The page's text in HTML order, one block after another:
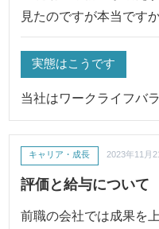
見たのですが本当ですか
実態はこうです
当社はワークライフバ
評価と給与について
キャリア・成長 2023年11月
前職の会社では成果を